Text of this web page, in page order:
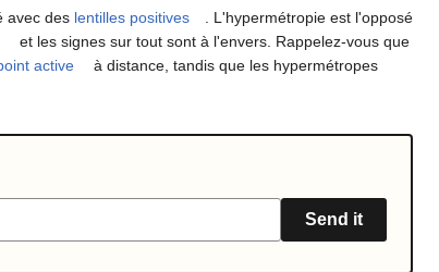
avec des lentilles positives
. L'hypermétropie est l'opposé
et les signes sur tout sont à l'envers. Rappelez-vous que
active
à distance, tandis que les hypermétropes
Send it